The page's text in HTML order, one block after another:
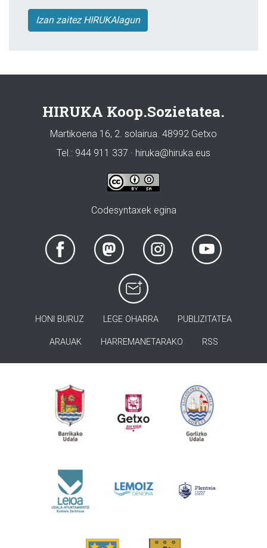
Izan zaitez HIRUKAlagun
HIRUKA Koop.Sozietatea.
Martikoena 16, 2. solairua. 48992 Getxo
Tel.: 944 911 337 · hiruka@hiruka.eus
Codesyntaxek egina
HONI BURUZ LEGE OHARRA PUBLIZITATEA
ARAUAK HARREMANETARAKO RSS